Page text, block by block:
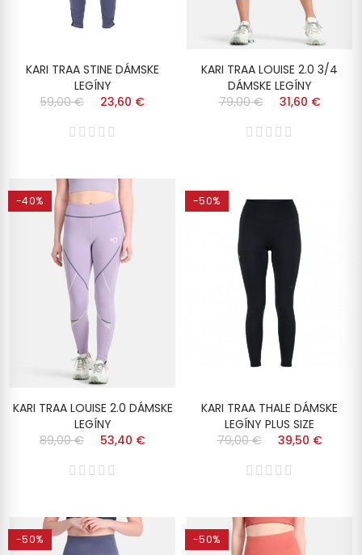
KARI TRAA STINE DÁMSKE
LEGÍNY
59,00 €
23,60 €
KARI TRAA LOUISE 2.0 3/4
DÁMSKE LEGÍNY
79,00 €
31,60 €
-40%
KARI TRAA LOUISE 2.0 DÁMSKE
LEGÍNY
89,00 €
53,40 €
-50%
KARI TRAA THALE DÁMSKE
LEGÍNY PLUS SIZE
79,00 €
39,50 €
-50% -50%